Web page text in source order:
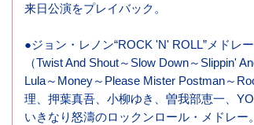
来日公演をプレイバック。
●ジョン・レノン“ROCK 'N' ROLL”メドレー
（Twist And Shout～Slow Down～Slippin'
Lula～Money～Please Mister Postman～
理、押葉真吾、小柳ゆき、曽我部恵一、
いきなり怒濤のロックンロール・メドレ